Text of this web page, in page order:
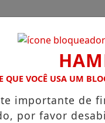
QUE VOCÊ USA UM
importante de
por favor